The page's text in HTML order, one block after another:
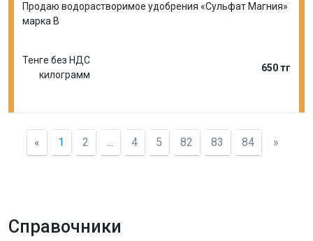
Продаю водорастворимое удобрения «Сульфат Магния»
марка В
Тенге без НДС
килограмм
650 тг
« 1 2 ... 4 5 82 83 84 »
Справочники